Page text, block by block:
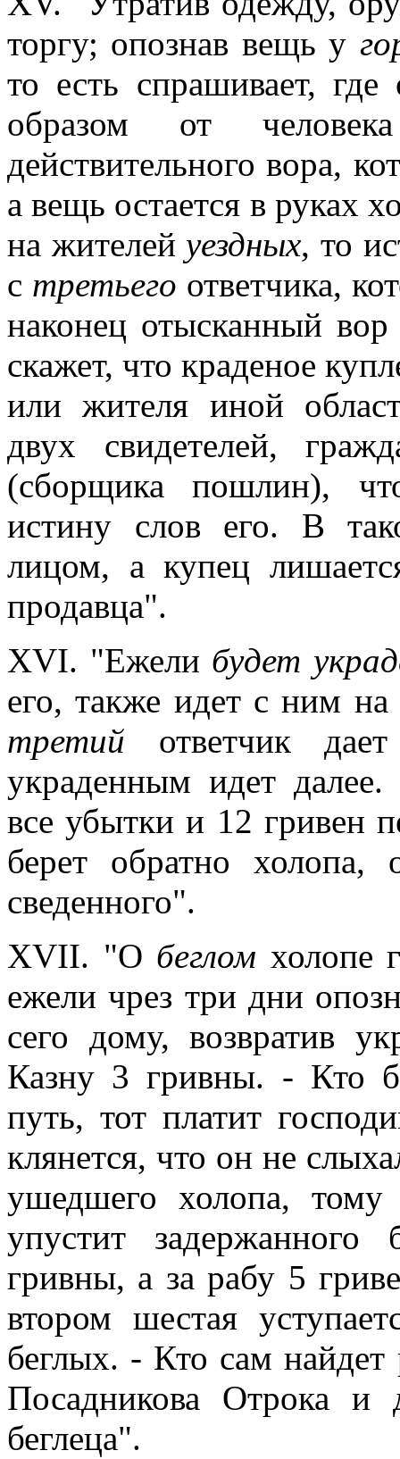
торгу; опознав вещь у
то есть спрашивает,
образом от
действительного вора,
а вещь остается в руках
на жителей уездных, то
с третьего ответчика,
наконец отысканный
скажет, что краденое
или жителя иной
двух свидетелей,
(сборщика пошлин),
истину слов его. В
лицом, а купец
продавца".
XVI. "Ежели будет
его, также идет с ним на
третий ответчик
украденным идет
все убытки и 12 гривен
берет обратно холопа,
сведенного".
XVII. "О беглом холопе
ежели чрез три дни
сего дому, возвратив
Казну 3 гривны. - Кто
путь, тот платит
клянется, что он не
ушедшего холопа,
упустит задержанного
гривны, а за рабу 5
втором шестая
беглых. - Кто сам найдет
Посадникова Отрока и
беглеца".